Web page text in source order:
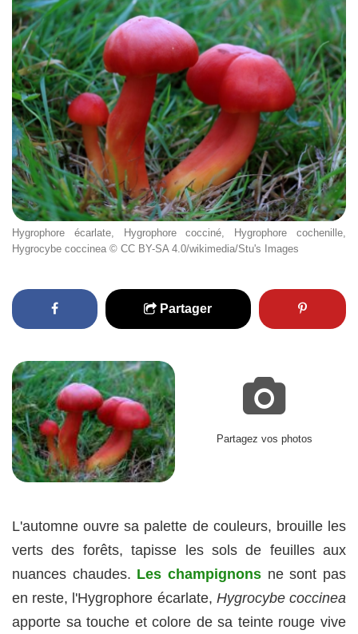
Hygrophore écarlate, Hygrophore cocciné, Hygrophore cochenille,
Hygrocybe coccinea © CC BY-SA 4.0/wikimedia/Stu's Images
Partager
Partagez vos photos
L'automne ouvre sa palette de couleurs, brouille les
verts des forêts, tapisse les sols de feuilles aux
nuances chaudes. Les champignons ne sont pas
en reste, l'Hygrophore écarlate, Hygrocybe coccinea
apporte sa touche et colore de sa teinte rouge vive